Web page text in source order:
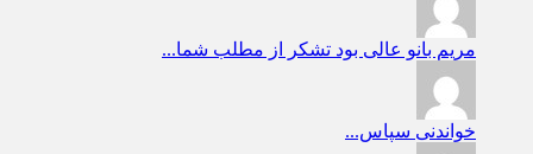
مریم بانو عالی بود تشکر از مطلب شما...
خواندنی سپاس...